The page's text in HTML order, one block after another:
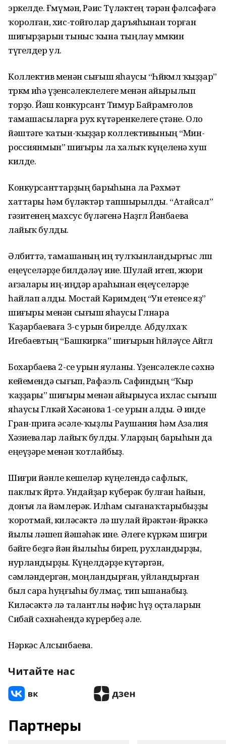
эркелде. Ғөмүмән, Рәис Түләктең тәрән фәлсәфәгә
ҡоролған, хис-тойғолар даръяһынан торған
шиғырҙарын тыныс ҡына тыңлау мөмкин
түгелдер ул.
Коллектив менән сығыш яһаусы “Һөйкөмлө ҡыҙҙар”
төркөмө иһә үҙенсәлеклелеге менән айырылып
торҙо. Йәш конкурсант Тимур Байрамғолов
тамашасыларға рух күтәренкелеге өҫтәне. Оло
йәштәге ҡатын-ҡыҙҙар коллективының “Мин-
россиянмын” шиғыры ла халыҡ күңеленә хуш
килде.
Конкурсанттарҙың барыһына ла Рәхмәт
хаттары һәм бүләктәр тапшырылды. “Атайсал”
гәзитенең махсус бүләгенә Наҙгөл Йәнбаева
лайыҡ булды.
Әлбиттә, тамашаның иң тулҡынландырғыс өлөшө
еңеүселәрҙе билдәләү ине. Шулай итеп, жюри
ағзалары иң-иңдәр араһынан еңеүселәрҙе
һайлап алды. Мостай Кәримдең “Ун етенсе яҙ”
шиғыры менән сығыш яһаусы Гөлнара
Ҡаҙарбаеваға 3-сө урын бирелде. Абдулхаҡ
Игебаевтың “Башкирка” шиғырын һөйләүсе Айгөл
Бохарбаева 2-се урын яуланы. Үҙенсәлекле сәхнә
кейемендә сығып, Рафаэль Сафиндың “Ҡыр
ҡаҙҙары” шиғыры менән айырыуса ихлас сығыш
яһаусы Гөлкәй Хәсәнова 1-се урын алды. Ә инде
Гран-приға әсәле-ҡыҙлы Раушания һәм Азалия
Хәзиевалар лайыҡ булды. Уларҙың барыһын да
еңеүҙәре менән ҡотлайбыҙ.
Шиғри йәнле кешеләр күңелендә сафлыҡ,
паклыҡ йөрөтә. Ундайҙар күберәк булған һайын,
донъя ла йәмлерәк. Илһам сығанаҡтарыбыҙҙы
ҡоротмай, киләсәктә лә шулай йөрәктән-йөрәккә
йылы өләшеп йәшәһәк ине. Әлеге күркәм шиғри
бәйге беҙгә йән йылыһы биреп, рухландырҙы,
нурландырҙы. Күңелдәрҙе күтәргән,
сәмләндергән, моңландырған, уйландырған
был сара һуңғыһы булмаҫ, тип ышанабыҙ.
Киләсәктә лә талантлы нәфис һүҙ оҫталарын
Сибай сәхнәһендә күрербеҙ әле.
Нәркәс Алсынбаева.
Читайте нас
Партнеры